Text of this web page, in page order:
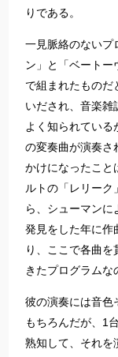
りである。
一見脈絡のないプ
ン」と「ベート
で組まれたものだ
いだされ、音楽雑
よく知られている
の変奏曲が演奏さ
かけになったこと
ルトの「レリーク
ら、シューマン
発見をした年に作
り、ここで各曲
きたプログラムな
彼の演奏には音色
もちろんだが、1
熟知して、それを